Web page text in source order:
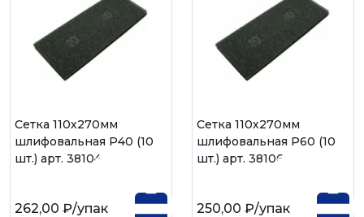
Сетка 110х270мм
шлифовальная Р40 (10
шт.) арт. 38104
262,00 ₽/упак
Сетка 110х270мм
шлифовальная Р60 (10
шт.) арт. 38106
250,00 ₽/упак